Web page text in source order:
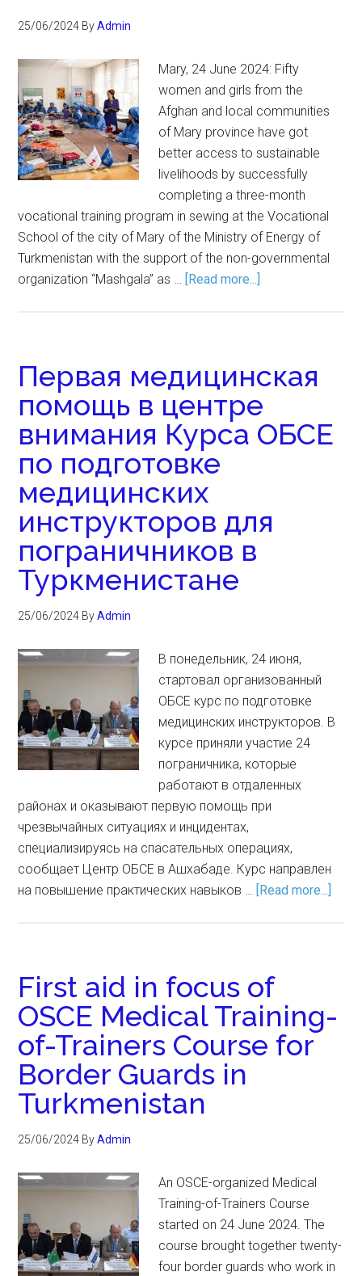
25/06/2024 ByAdmin
Mary, 24 June 2024: Fifty
women and girls from the
Afghan and local communities
of Mary province have got
better access to sustainable
livelihoods by successfully
completing a three-month
vocational training program in sewing at the Vocational
School of the city of Mary of the Ministry of Energy of
Turkmenistan with the support of the non-governmental
organization “Mashgala” as … [Read more...]
Первая медицинская
помощь в центре
внимания Курса ОБСЕ
по подготовке
медицинских
инструкторов для
пограничников в
Туркменистане
25/06/2024 ByAdmin
В понедельник, 24 июня,
стартовал организованный
ОБСЕ курс по подготовке
медицинских инструкторов. В
курсе приняли участие 24
пограничника, которые
работают в отдаленных
районах и оказывают первую помощь при
чрезвычайных ситуациях и инцидентах,
специализируясь на спасательных операциях,
сообщает Центр ОБСЕ в Ашхабаде. Курс направлен
на повышение практических навыков … [Read more...]
First aid in focus of
OSCE Medical Training-
of-Trainers Course for
Border Guards in
Turkmenistan
25/06/2024 ByAdmin
An OSCE-organized Medical
Training-of-Trainers Course
started on 24 June 2024. The
course brought together twenty-
four border guards who work in